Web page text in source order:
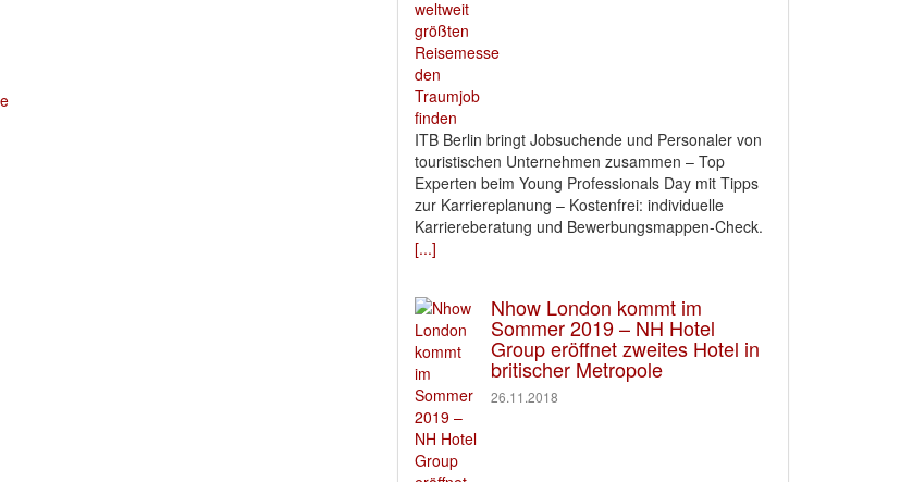
ITB Berlin bringt Jobsuchende und Personaler von
touristischen Unternehmen zusammen – Top
Experten beim Young Professionals Day mit Tipps
zur Karriereplanung – Kostenfrei: individuelle
Karriereberatung und Bewerbungsmappen-Check.
[...]
Nhow London kommt im
Sommer 2019 – NH Hotel
Group eröffnet zweites Hotel in
britischer Metropole
26.11.2018